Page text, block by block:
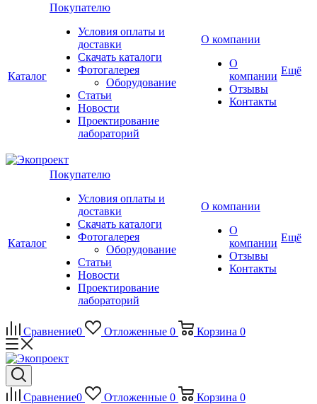
Каталог
Покупателю
Условия оплаты и
доставки
Скачать каталоги
Фотогалерея
Оборудование
Статьи
Новости
Проектирование
лабораторий
О компании
О
компании
Отзывы
Контакты
Ещё
Каталог
Покупателю
Условия оплаты и
доставки
Скачать каталоги
Фотогалерея
Оборудование
Статьи
Новости
Проектирование
лабораторий
О компании
О
компании
Отзывы
Контакты
Ещё
Сравнение0 Отложенные 0 Корзина 0
Сравнение0 Отложенные 0 Корзина 0